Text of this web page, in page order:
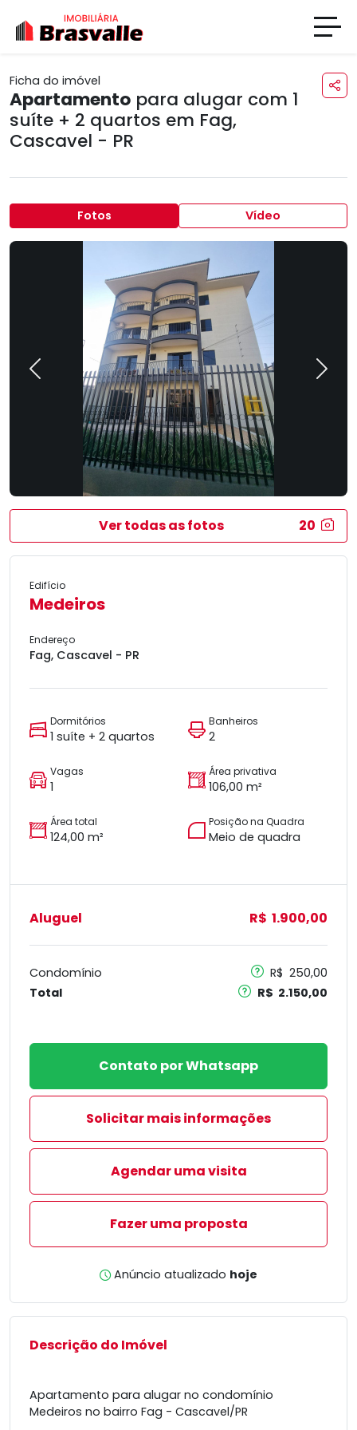
Ficha do imóvel
Apartamento para alugar com 1
suíte + 2 quartos em Fag,
Cascavel - PR
Fotos Vídeo
Previous Next
Ver todas as fotos 20
Edifício
Medeiros
Endereço
Fag, Cascavel - PR
Dormitórios
1 suíte + 2 quartos
Banheiros
2
Vagas
1
Área privativa
106,00 m²
Área total
124,00 m²
Posição na Quadra
Meio de quadra
Aluguel R$ 1.900,00
Condomínio
R$ 250,00
Total
R$ 2.150,00
Contato por Whatsapp
Solicitar mais informações
Agendar uma visita
Fazer uma proposta
Anúncio atualizado hoje
Descrição do Imóvel
Apartamento para alugar no condomínio
Medeiros no bairro Fag - Cascavel/PR